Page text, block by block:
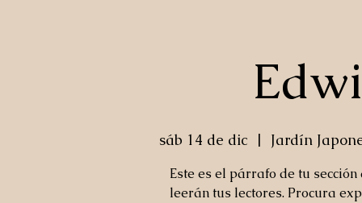
sáb 14 de dic
  |
Jardín
Este es el párrafo de tu
leerán tus lectores. Procura